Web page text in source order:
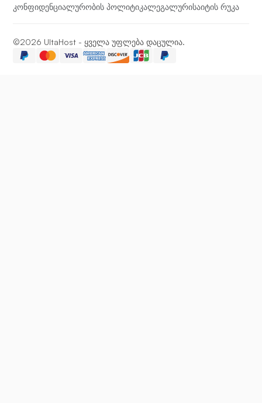
კონფიდენციალურობის პოლიტიკალეგალურისაიტის რუკა
©2026 UltaHost - ყველა უფლება დაცულია.